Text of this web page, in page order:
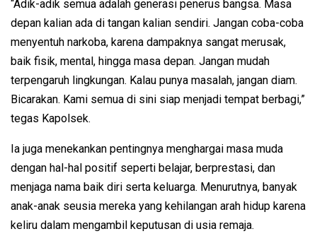
“Adik-adik semua adalah generasi penerus bangsa. Masa
depan kalian ada di tangan kalian sendiri. Jangan coba-coba
menyentuh narkoba, karena dampaknya sangat merusak,
baik fisik, mental, hingga masa depan. Jangan mudah
terpengaruh lingkungan. Kalau punya masalah, jangan diam.
Bicarakan. Kami semua di sini siap menjadi tempat berbagi,”
tegas Kapolsek.
Ia juga menekankan pentingnya menghargai masa muda
dengan hal-hal positif seperti belajar, berprestasi, dan
menjaga nama baik diri serta keluarga. Menurutnya, banyak
anak-anak seusia mereka yang kehilangan arah hidup karena
keliru dalam mengambil keputusan di usia remaja.